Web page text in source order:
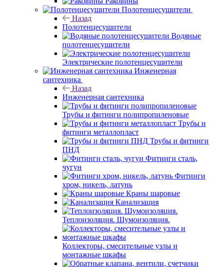
Полотенцесушители
Назад
Полотенцесушители
Водяные
полотенцесушители
Электрические полотенцесушители
Инженерная
сантехника
Назад
Инженерная сантехника
Трубы и фитинги полипропиленовые
Трубы и
фитинги металлопласт
Трубы и фитинги
ПНД
Фитинги сталь,
чугун
Фитинги
хром, никель, латунь
Краны шаровые
Канализация
Теплоизоляция. Шумоизоляция.
Коллекторы, смесительные узлы и
монтажные шкафы